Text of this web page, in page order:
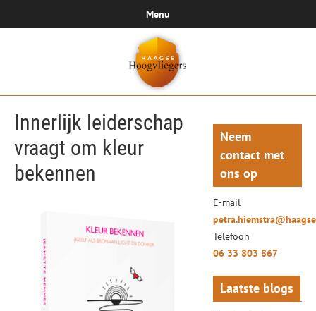
Menu
Innerlijk leiderschap
vraagt om kleur
bekennen
Neem
contact met
ons op
E-mail
Telefoon
06 33 803 867
Laatste blogs